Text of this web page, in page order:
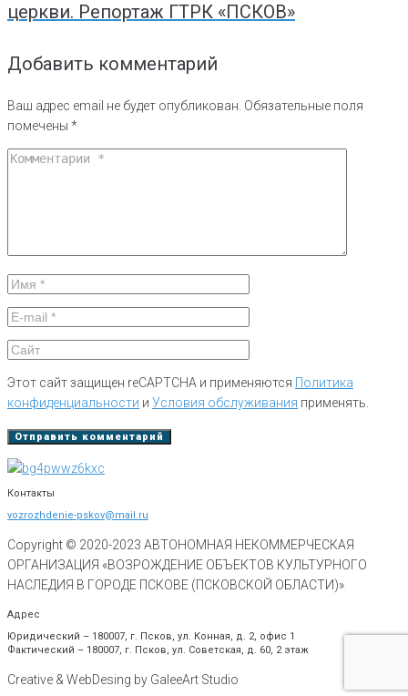
церкви. Репортаж ГТРК «ПСКОВ»
Добавить комментарий
Ваш адрес email не будет опубликован. Обязательные поля
помечены *
Этот сайт защищен reCAPTCHA и применяются Политика
конфиденциальности и Условия обслуживания применять.
Контакты
vozrozhdenie-pskov@mail.ru
Copyright © 2020-2023 АВТОНОМНАЯ НЕКОММЕРЧЕСКАЯ
ОРГАНИЗАЦИЯ «ВОЗРОЖДЕНИЕ ОБЪЕКТОВ КУЛЬТУРНОГО
НАСЛЕДИЯ В ГОРОДЕ ПСКОВЕ (ПСКОВСКОЙ ОБЛАСТИ)»
Адрес
Юридический – 180007, г. Псков, ул. Конная, д. 2, офис 1
Фактический – 180007, г. Псков, ул. Советская, д. 60, 2 этаж
Creative & WebDesing by GaleeArt Studio